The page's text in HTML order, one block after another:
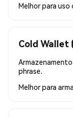
Melhor para uso
Cold Wallet
phrase.
Melhor para